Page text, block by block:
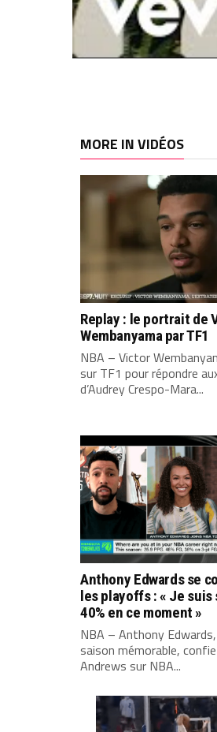
MORE IN VIDÉOS
Replay : le portrait de
Wembanyama par TF1
NBA – Victor
sur TF1 pour répondre
d’Audrey Crespo-Mara...
Anthony Edwards se
les playoffs : « Je suis
40% en ce moment »
NBA – Anthony Edwards,
saison mémorable,
Andrews sur NBA...